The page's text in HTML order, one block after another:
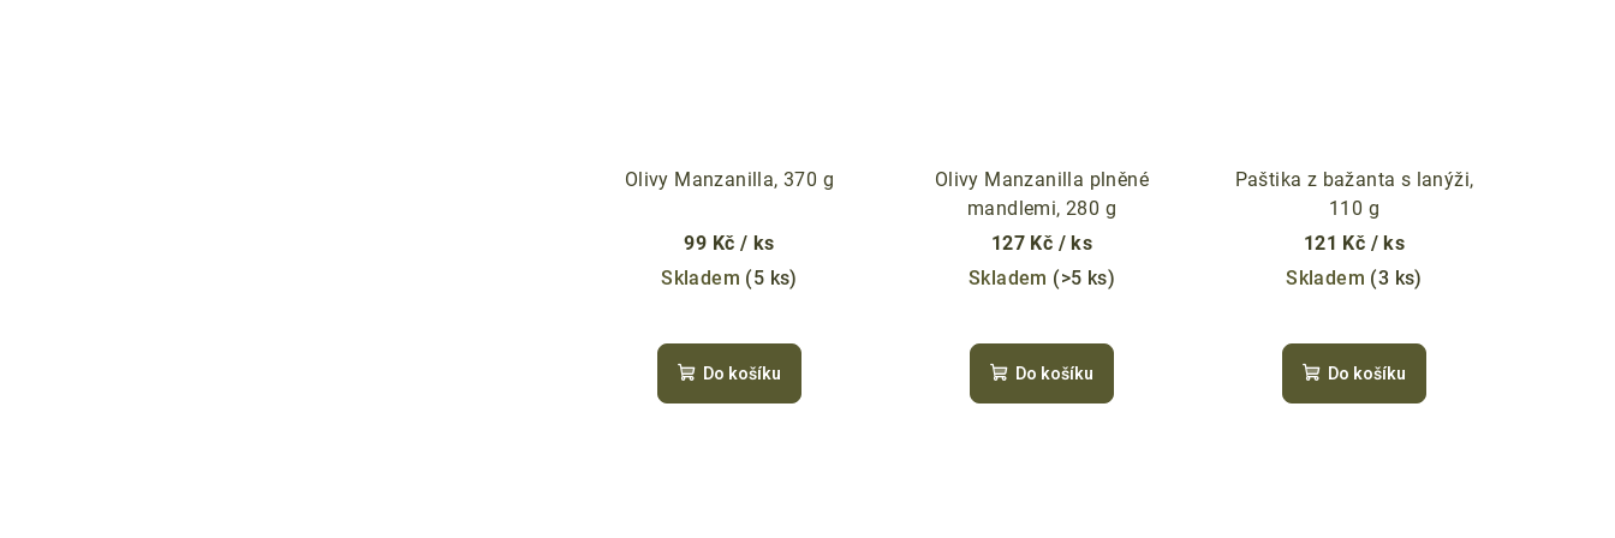
Olivy Manzanilla, 370 g
99 Kč / ks
Skladem (5 ks)
Do košíku
Olivy Manzanilla plněné
mandlemi, 280 g
127 Kč / ks
Skladem (>5 ks)
Do košíku
Paštika z bažanta s lanýži,
110 g
121 Kč / ks
Skladem (3 ks)
Do košíku